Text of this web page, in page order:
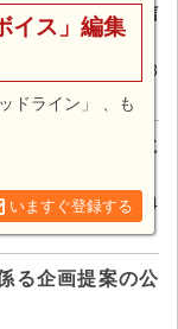
け観光情報発信
/ 締切:2026年08
促進事業業務に
切:2026年08月14
る企画提案の公
イス」編集
ドライン」 、も
いますぐ登録する